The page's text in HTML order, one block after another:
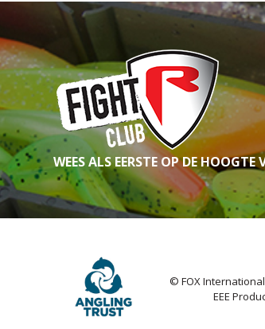
WEES ALS EERSTE OP DE
© FOX
EEE